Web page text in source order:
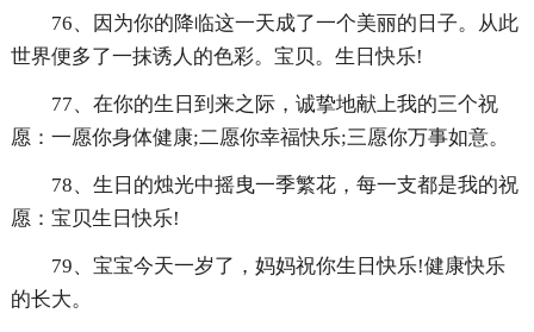
76、因为你的降临这一天成了一个美丽的日子。从此
世界便多了一抹诱人的色彩。宝贝。生日快乐!
77、在你的生日到来之际，诚挚地献上我的三个祝
愿：一愿你身体健康;二愿你幸福快乐;三愿你万事如意。
78、生日的烛光中摇曳一季繁花，每一支都是我的祝
愿：宝贝生日快乐!
79、宝宝今天一岁了，妈妈祝你生日快乐!健康快乐
的长大。